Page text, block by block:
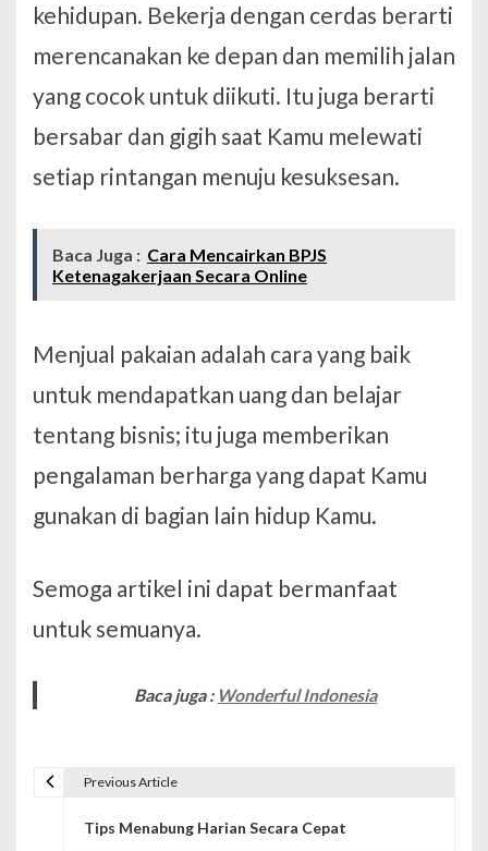
kehidupan. Bekerja dengan cerdas berarti
merencanakan ke depan dan memilih jalan
yang cocok untuk diikuti. Itu juga berarti
bersabar dan gigih saat Kamu melewati
setiap rintangan menuju kesuksesan.
Baca Juga : Cara Mencairkan BPJS
Ketenagakerjaan Secara Online
Menjual pakaian adalah cara yang baik
untuk mendapatkan uang dan belajar
tentang bisnis; itu juga memberikan
pengalaman berharga yang dapat Kamu
gunakan di bagian lain hidup Kamu.
Semoga artikel ini dapat bermanfaat
untuk semuanya.
Baca juga : Wonderful Indonesia
Previous Article
Tips Menabung Harian Secara Cepat